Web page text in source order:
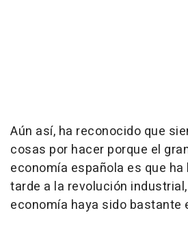
Aún así, ha reconocido que
cosas por hacer porque el
economía española es que
tarde a la revolución
economía haya sido bastante